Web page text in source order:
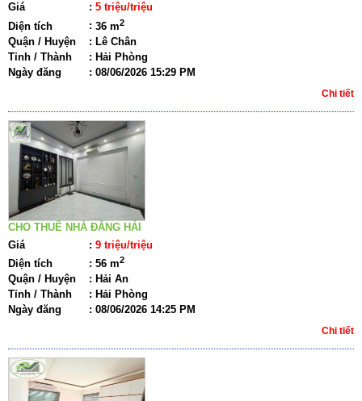
Giá
: 5 triệu/triệu
Diện tích
: 36 m2
Quận / Huyện : Lê Chân
Tỉnh / Thành
: Hải Phòng
Ngày đăng
: 08/06/2026 15:29 PM
Chi tiết
CHO THUÊ NHÀ ĐẰNG HẢI
Giá
: 9 triệu/triệu
Diện tích
: 56 m2
Quận / Huyện : Hải An
Tỉnh / Thành
: Hải Phòng
Ngày đăng
: 08/06/2026 14:25 PM
Chi tiết